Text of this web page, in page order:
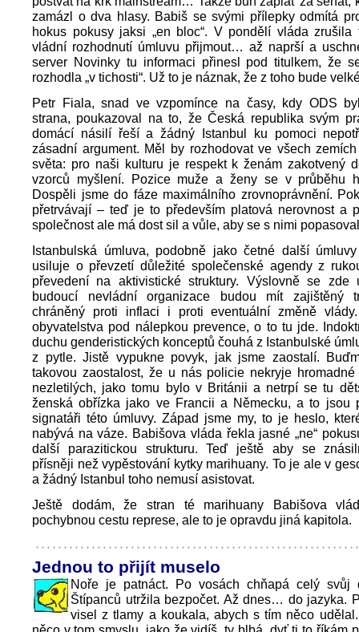
zamázl o dva hlasy. Babiš se svými přílepky odmítá
hokus pokusy jaksi „en bloc“. V pondělí vláda zrušila
vládní rozhodnutí úmluvu přijmout… až naprší a
server Novinky tu informaci přinesl pod titulkem, že
rozhodla „v tichosti“. Už to je náznak, že z toho bude
Petr Fiala, snad ve vzpomínce na časy, kdy ODS
strana, poukazoval na to, že Česká republika svým
domácí násilí řeší a žádný Istanbul ku pomoci
zásadní argument. Měl by rozhodovat ve všech
světa: pro naši kulturu je respekt k ženám zakotvený
vzorců myšlení. Pozice muže a ženy se v průběhu
Dospěli jsme do fáze maximálního zrovnoprávnění.
přetrvávají – teď je to především platová nerovnost a
společnost ale má dost sil a vůle, aby se s nimi
Istanbulská úmluva, podobně jako četné další
usiluje o převzetí důležité společenské agendy z
převedení na aktivistické struktury. Výslovně se zde
budoucí nevládní organizace budou mít zajištěný
chráněný proti inflaci i proti eventuální změně
obyvatelstva pod nálepkou prevence, o to tu jde.
duchu genderistických konceptů čouhá z Istanbulské
z pytle. Jistě vypukne povyk, jak jsme zaostalí.
takovou zaostalost, že u nás policie nekryje
nezletilých, jako tomu bylo v Británii a netrpí se tu
ženská obřízka jako ve Francii a Německu, a to jsou
signatáři této úmluvy. Západ jsme my, to je heslo,
nabývá na váze. Babišova vláda řekla jasné „ne“
další parazitickou strukturu. Teď ještě aby se
přísněji než vypěstování kytky marihuany. To je ale v
a žádný Istanbul toho nemusí asistovat.
Ještě dodám, že stran té marihuany Babišova
pochybnou cestu represe, ale to je opravdu jiná kapitola.
Jednou to přijít muselo
Noře je patnáct. Po vosách chňapá celý svůj
Štípanců utržila bezpočet. Až dnes… do jazyka.
visel z tlamy a koukala, abych s tím něco